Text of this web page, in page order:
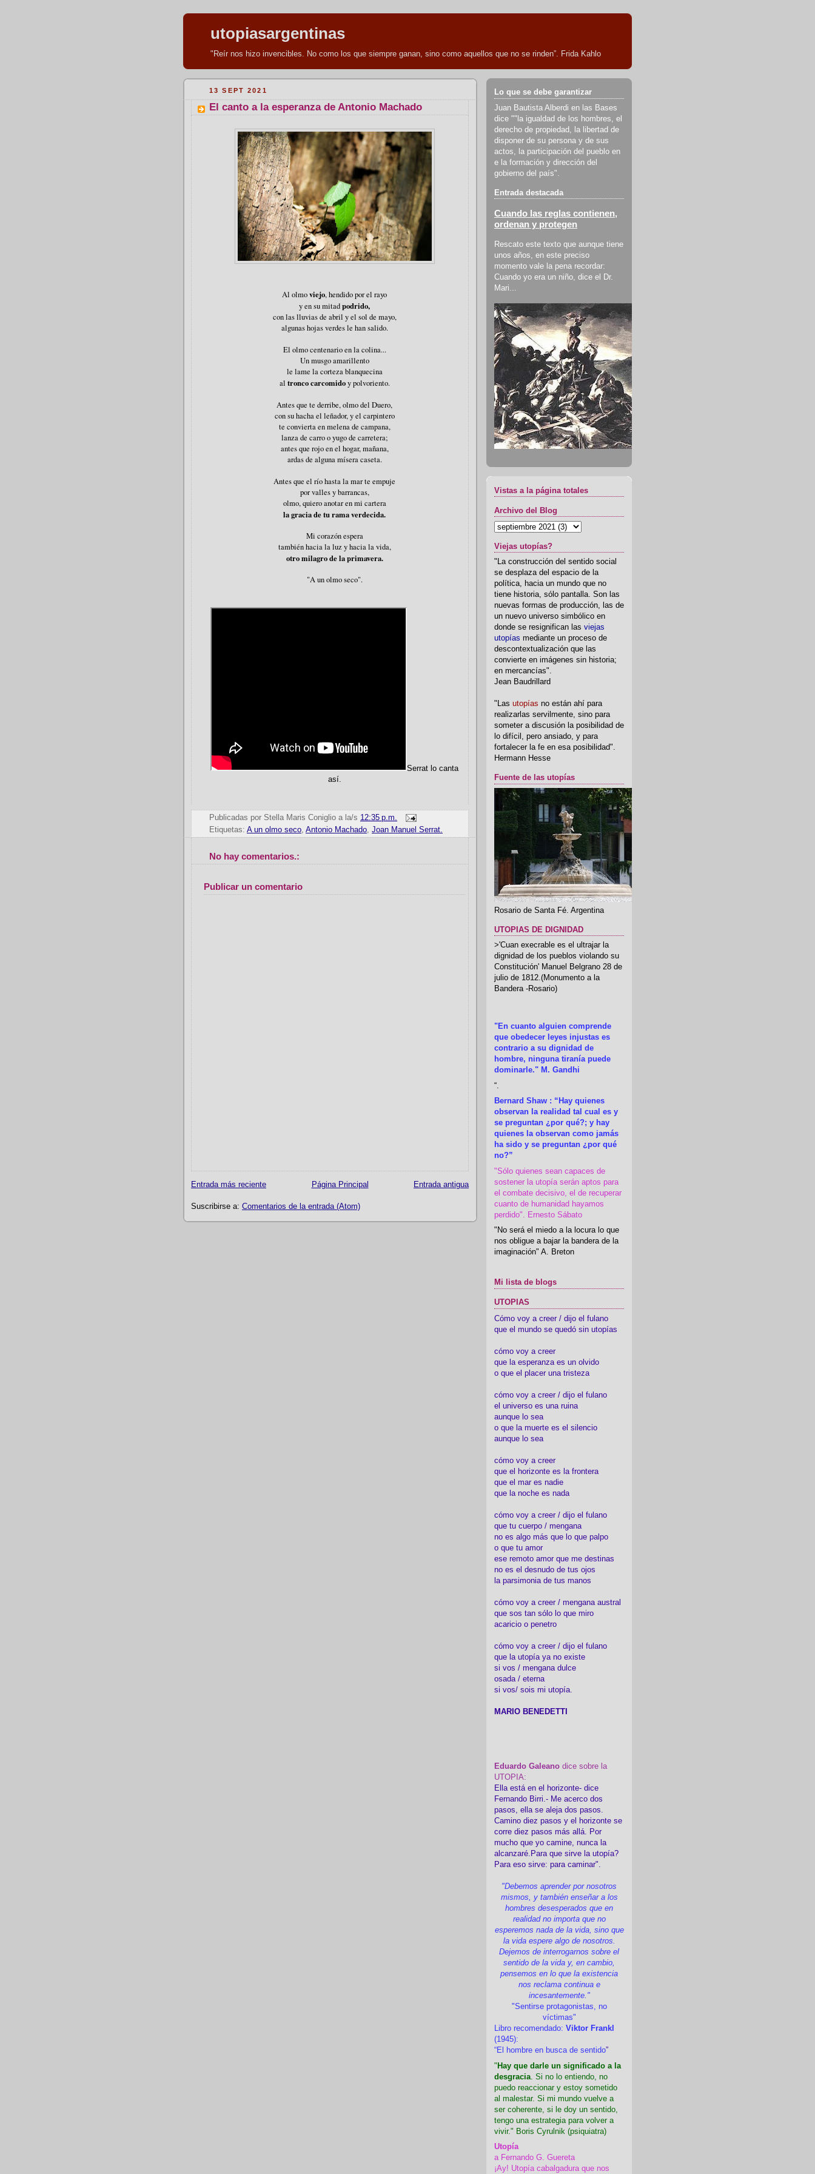
utopiasargentinas
"Reír nos hizo invencibles. No como los que siempre ganan, sino como aquellos que no se rinden”. Frida Kahlo
13 SEPT 2021
El canto a la esperanza de Antonio Machado
Al olmoviejo, hendido por el rayo
y en su mitadpodrido,
con las lluvias de abril y el sol de mayo,
algunas hojas verdes le han salido.
El olmo centenario en la colina...
Un musgo amarillento
le lame la corteza blanquecina
al tronco carcomidoy polvoriento.
Antes que te derribe, olmo del Duero,
con su hacha el leñador, y el carpintero
te convierta en melena de campana,
lanza de carro o yugo de carretera;
antes que rojo en el hogar, mañana,
ardas de alguna mísera caseta.
Antes que el río hasta la mar te empuje
por valles y barrancas,
olmo, quiero anotar en mi cartera
la gracia de tu rama verdecida.
Mi corazón espera
también hacia la luz y hacia la vida,
otro milagro de la primavera.
"A un olmo seco".
Serrat lo canta
así.
Publicadas por Stella Maris Coniglio a la/s 12:35 p.m.
Etiquetas: A un olmo seco, Antonio Machado, Joan Manuel Serrat.
No hay comentarios.:
Publicar un comentario
Entrada más reciente Entrada antigua
Página Principal
Suscribirse a: Comentarios de la entrada (Atom)
Lo que se debe garantizar
Juan Bautista Alberdi en las Bases
dice ""la igualdad de los hombres, el
derecho de propiedad, la libertad de
disponer de su persona y de sus
actos, la participación del pueblo en
e la formación y dirección del
gobierno del país".
Entrada destacada
Cuando las reglas contienen,
ordenan y protegen
Rescato este texto que aunque tiene
unos años, en este preciso
momento vale la pena recordar:
Cuando yo era un niño, dice el Dr.
Mari...
Vistas a la página totales
Archivo del Blog
Viejas utopías?
"La construcción del sentido social
se desplaza del espacio de la
política, hacia un mundo que no
tiene historia, sólo pantalla. Son las
nuevas formas de producción, las de
un nuevo universo simbólico en
donde se resignifican las viejas
utopías mediante un proceso de
descontextualización que las
convierte en imágenes sin historia;
en mercancías".
Jean Baudrillard
"Las utopías no están ahí para
realizarlas servilmente, sino para
someter a discusión la posibilidad de
lo difícil, pero ansiado, y para
fortalecer la fe en esa posibilidad".
Hermann Hesse
Fuente de las utopías
Rosario de Santa Fé. Argentina
UTOPIAS DE DIGNIDAD
>'Cuan execrable es el ultrajar la
dignidad de los pueblos violando su
Constitución' Manuel Belgrano 28 de
julio de 1812.(Monumento a la
Bandera -Rosario)
"En cuanto alguien comprende
que obedecer leyes injustas es
contrario a su dignidad de
hombre, ninguna tiranía puede
dominarle." M. Gandhi
“
Bernard Shaw : “Hay quienes
observan la realidad tal cual es y
se preguntan ¿por qué?; y hay
quienes la observan como jamás
ha sido y se preguntan ¿por qué
no?”
"Sólo quienes sean capaces de
sostener la utopía serán aptos para
el combate decisivo, el de recuperar
cuanto de humanidad hayamos
perdido". Ernesto Sábato
"No será el miedo a la locura lo que
nos obligue a bajar la bandera de la
imaginación" A. Breton
Mi lista de blogs
UTOPIAS
Cómo voy a creer / dijo el fulano
que el mundo se quedó sin utopías
cómo voy a creer
que la esperanza es un olvido
o que el placer una tristeza
cómo voy a creer / dijo el fulano
el universo es una ruina
aunque lo sea
o que la muerte es el silencio
aunque lo sea
cómo voy a creer
que el horizonte es la frontera
que el mar es nadie
que la noche es nada
cómo voy a creer / dijo el fulano
que tu cuerpo / mengana
no es algo más que lo que palpo
o que tu amor
ese remoto amor que me destinas
no es el desnudo de tus ojos
la parsimonia de tus manos
cómo voy a creer / mengana austral
que sos tan sólo lo que miro
acaricio o penetro
cómo voy a creer / dijo el fulano
que la utopía ya no existe
si vos / mengana dulce
osada / eterna
si vos/ sois mi utopía.
MARIO BENEDETTI
Eduardo Galeano dice sobre la
UTOPIA:
Ella está en el horizonte- dice
Fernando Birri.- Me acerco dos
pasos, ella se aleja dos pasos.
Camino diez pasos y el horizonte se
corre diez pasos más allá. Por
mucho que yo camine, nunca la
alcanzaré.Para que sirve la utopía?
Para eso sirve: para caminar".
"Debemos aprender por nosotros
mismos, y también enseñar a los
hombres desesperados que en
realidad no importa que no
esperemos nada de la vida, sino que
la vida espere algo de nosotros.
Dejemos de interrogarnos sobre el
sentido de la vida y, en cambio,
pensemos en lo que la existencia
nos reclama continua e
incesantemente."
"Sentirse protagonistas, no
víctimas"
Libro recomendado: Viktor Frankl
(1945):
“El hombre en busca de sentido”
" Hay que darle un significado a la
desgracia. Si no lo entiendo, no
puedo reaccionar y estoy sometido
al malestar. Si mi mundo vuelve a
ser coherente, si le doy un sentido,
tengo una estrategia para volver a
vivir." Boris Cyrulnik (psiquiatra)
Utopía
a Fernando G. Guereta
¡Ay! Utopía cabalgadura que nos